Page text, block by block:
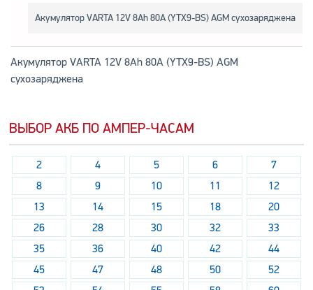
Акумулятор VARTA 12V 8Ah 80A (YTX9-BS) AGM сухозаряджена
Акумулятор VARTA 12V 8Ah 80A (YTX9-BS) AGM
сухозаряджена
ВЫБОР АКБ ПО АМПЕР-ЧАСАМ
2 4 5 6
7
8
9 10 11
12
13
14 15 18
20
26
28 30 32
33
35
36 40 42
44
45
47 48 50
52